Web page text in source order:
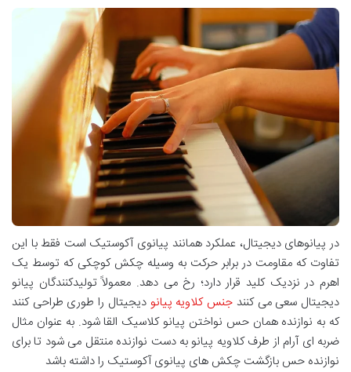
در پیانوهای دیجیتال، عملکرد همانند پیانوی آکوستیک است فقط با این
تفاوت که مقاومت در برابر حرکت به وسیله چکش کوچکی که توسط یک
اهرم در نزدیک کلید قرار دارد؛ رخ می دهد. معمولاً تولیدکنندگان پیانو
دیجیتال سعی می کنند جنس کلاویه پیانو دیجیتال را طوری طراحی کنند
که به نوازنده همان حس نواختن پیانو کلاسیک القا شود. به عنوان مثال
ضربه ای آرام از طرف کلاویه پیانو به دست نوازنده منتقل می شود تا برای
نوازنده حس بازگشت چکش های پیانوی آکوستیک را داشته باشد